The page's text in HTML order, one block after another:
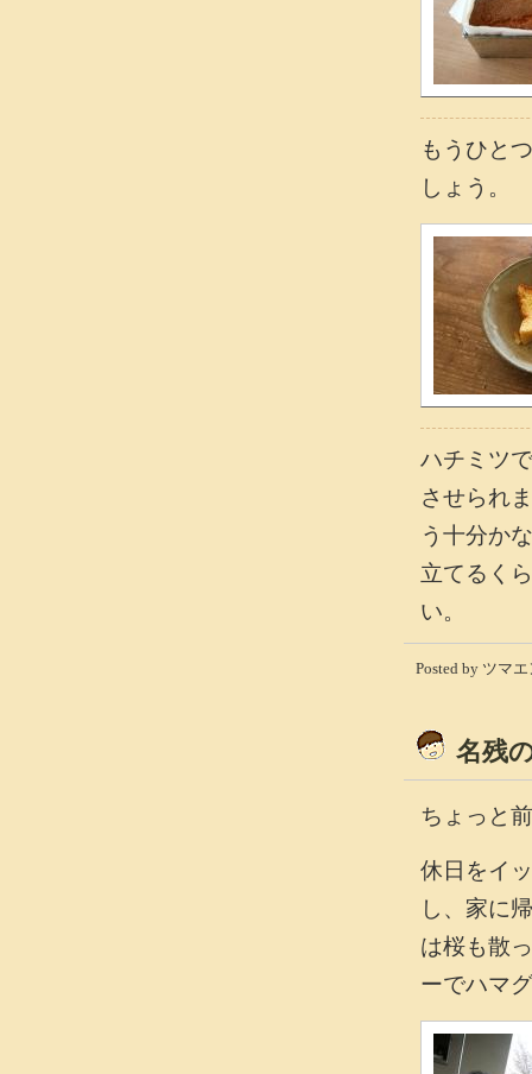
もうひと
しょう。
ハチミツ
させられ
う十分か
立てるく
い。
Posted by ツマ
名残
ちょっと
休日をイ
し、家に
は桜も散
ーでハマ